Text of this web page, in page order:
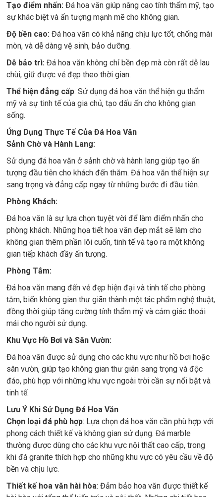
Tạo điểm nhấn: Đá hoa văn giúp nâng cao tính thẩm mỹ, tạo
sự khác biệt và ấn tượng mạnh mẽ cho không gian.
Độ bền cao: Đá hoa văn có khả năng chịu lực tốt, chống mài
mòn, và dễ dàng vệ sinh, bảo dưỡng.
Dễ bảo trì: Đá hoa văn không chỉ bền đẹp mà còn rất dễ lau
chùi, giữ được vẻ đẹp theo thời gian.
Thể hiện đẳng cấp: Sử dụng đá hoa văn thể hiện gu thẩm
mỹ và sự tinh tế của gia chủ, tạo dấu ấn cho không gian
sống.
Ứng Dụng Thực Tế Của Đá Hoa Văn
Sảnh Chờ và Hành Lang:
Sử dụng đá hoa văn ở sảnh chờ và hành lang giúp tạo ấn
tượng đầu tiên cho khách đến thăm. Đá hoa văn thể hiện sự
sang trọng và đẳng cấp ngay từ những bước đi đầu tiên.
Phòng Khách:
Đá hoa văn là sự lựa chọn tuyệt vời để làm điểm nhấn cho
phòng khách. Những họa tiết hoa văn đẹp mắt sẽ làm cho
không gian thêm phần lôi cuốn, tinh tế và tạo ra một không
gian tiếp khách đầy ấn tượng.
Phòng Tắm:
Đá hoa văn mang đến vẻ đẹp hiện đại và tinh tế cho phòng
tắm, biến không gian thư giãn thành một tác phẩm nghệ thuật,
đồng thời giúp tăng cường tính thẩm mỹ và cảm giác thoải
mái cho người sử dụng.
Khu Vực Hồ Bơi và Sân Vườn:
Đá hoa văn được sử dụng cho các khu vực như hồ bơi hoặc
sân vườn, giúp tạo không gian thư giãn sang trọng và độc
đáo, phù hợp với những khu vực ngoài trời cần sự nổi bật và
tinh tế.
Lưu Ý Khi Sử Dụng Đá Hoa Văn
Chọn loại đá phù hợp: Lựa chọn đá hoa văn cần phù hợp với
phong cách thiết kế và không gian sử dụng. Đá marble
thường được dùng cho các khu vực nội thất cao cấp, trong
khi đá granite thích hợp cho những khu vực có yêu cầu về độ
bền và chịu lực.
Thiết kế hoa văn hài hòa: Đảm bảo hoa văn được thiết kế